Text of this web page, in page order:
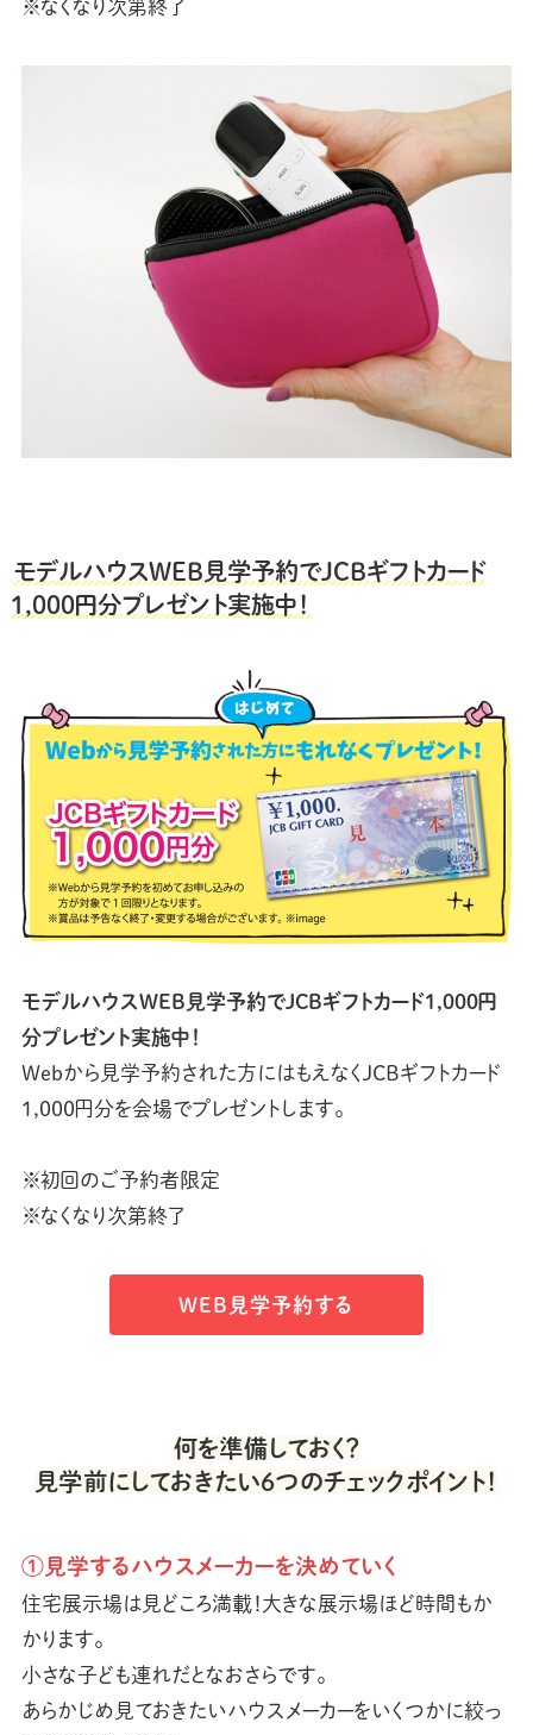
※なくなり次第終了
モデルハウスWEB見学予約でJCBギフトカード
1,000円分プレゼント実施中！
モデルハウスWEB見学予約でJCBギフトカード1,000円
分プレゼント実施中！
Webから見学予約された方にはもえなくJCBギフトカード
1,000円分を会場でプレゼントします。
※初回のご予約者限定
※なくなり次第終了
WEB見学予約する
何を準備しておく？
見学前にしておきたい6つのチェックポイント！
①見学するハウスメーカーを決めていく
住宅展示場は見どころ満載！大きな展示場ほど時間もか
かります。
小さな子ども連れだとなおさらです。
あらかじめ見ておきたいハウスメーカーをいくつかに絞っ